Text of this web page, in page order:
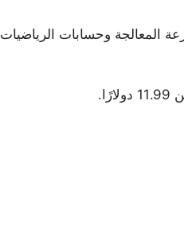
المعالجة وحسابات الرياضيات